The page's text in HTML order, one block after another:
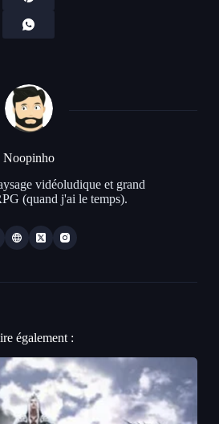
Noopinho
vidéoludique et grand
(quand j'ai le temps).
également :